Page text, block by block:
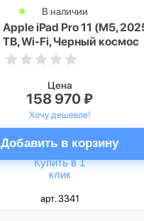
Apple iPad Pro 11 (M5,
TB, Wi-Fi, Черный космос
(Space Black)
В наличии
Цена
158 970 ₽
Хочу дешевле!
Добавить в корзину
Купить в 1
клик
арт. 3341